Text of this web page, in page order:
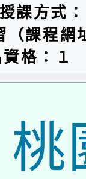
課方式：
課程網
格：１
桃